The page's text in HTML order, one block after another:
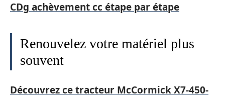
CDg achèvement cc étape par étape
Renouvelez votre matériel plus
souvent
Découvrez ce tracteur McCormick X7-450-